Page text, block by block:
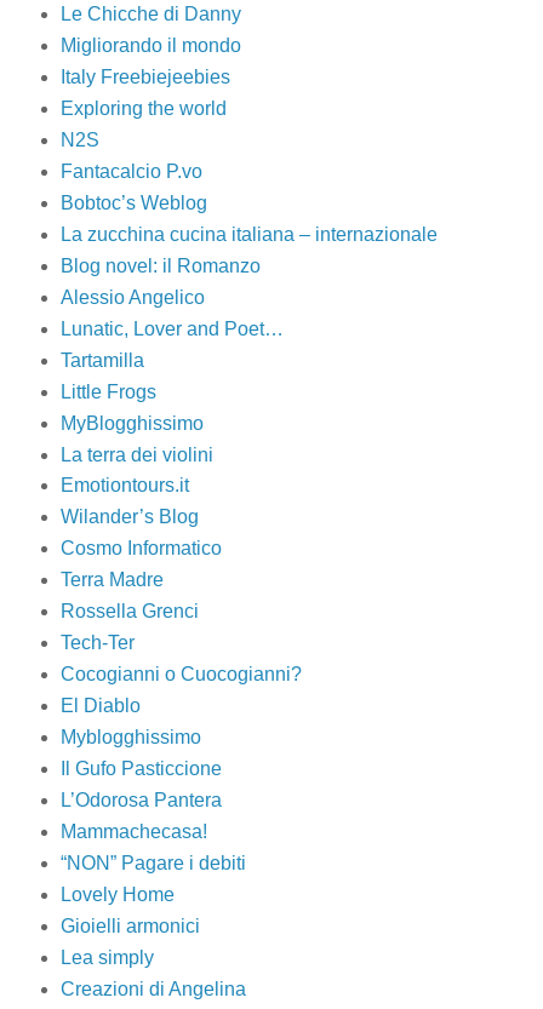
Le Chicche di Danny
Migliorando il mondo
Italy Freebiejeebies
Exploring the world
N2S
Fantacalcio P.vo
Bobtoc’s Weblog
La zucchina cucina italiana – internazionale
Blog novel: il Romanzo
Alessio Angelico
Lunatic, Lover and Poet…
Tartamilla
Little Frogs
MyBlogghissimo
La terra dei violini
Emotiontours.it
Wilander’s Blog
Cosmo Informatico
Terra Madre
Rossella Grenci
Tech-Ter
Cocogianni o Cuocogianni?
El Diablo
Myblogghissimo
Il Gufo Pasticcione
L’Odorosa Pantera
Mammachecasa!
“NON” Pagare i debiti
Lovely Home
Gioielli armonici
Lea simply
Creazioni di Angelina